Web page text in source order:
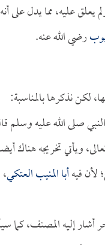
يعلق عليه، مما يدل
رضي الله عنه.
لكن نذكرها بالمناسبة:
صلى الله عليه وسلم
ويأتي تخريجه هناك
لأن فيهأبا المنيب العتكي
إليه المصنف، كما